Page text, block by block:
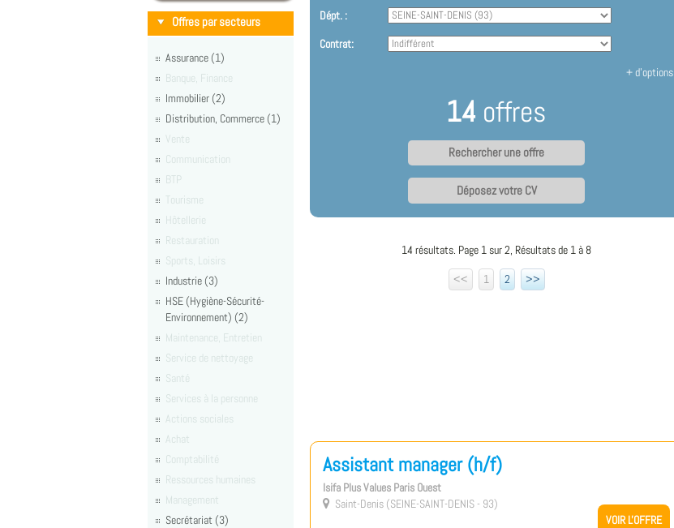
Offres par secteurs
Assurance (1)
Banque, Finance
Immobilier (2)
Distribution, Commerce (1)
Vente
Communication
BTP
Tourisme
Hôtellerie
Restauration
Sports, Loisirs
Industrie (3)
HSE (Hygiène-Sécurité-
Environnement) (2)
Maintenance, Entretien
Service de nettoyage
Santé
Services à la personne
Actions sociales
Achat
Comptabilité
Ressources humaines
Management
Secrétariat (3)
Dépt. :
Contrat:
+ d'options
14 offres
Déposez votre CV
14 résultats. Page 1 sur 2, Résultats de 1 à 8
<<
1 2 >>
Assistant manager (h/f)
Isifa Plus Values Paris Ouest
 Saint-Denis (SEINE-SAINT-DENIS - 93)
VOIR L'OFFRE